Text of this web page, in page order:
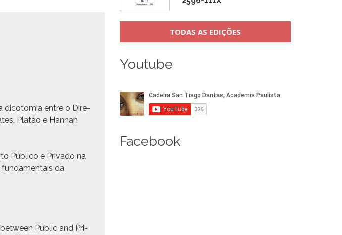
dico­to­mia entre o Dire­
Platão e Han­nah
Públi­co e Pri­va­do na
fun­da­men­tais da
Pub­lic and Pri­
TODAS AS EDIÇÕES
Youtube
Facebook